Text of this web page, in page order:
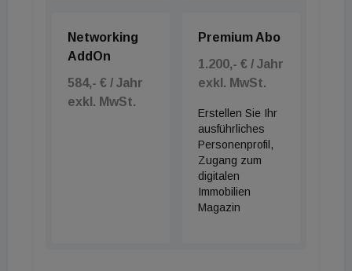
Networking
AddOn
584,- € / Jahr
exkl. MwSt.
Premium Abo
1.200,- € / Jahr
exkl. MwSt.
Erstellen Sie Ihr
ausführliches
Personenprofil,
Zugang zum
digitalen
Immobilien
Magazin